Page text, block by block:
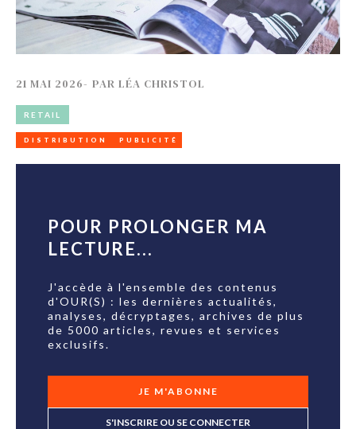
21 MAI 2026- PAR LÉA CHRISTOL
RETAIL
DISTRIBUTION PUBLICITÉ
POUR PROLONGER MA
LECTURE...
J'accède à l'ensemble des contenus
d'OUR(S) : les dernières actualités,
analyses, décryptages, archives de plus
de 5000 articles, revues et services
exclusifs.
JE M'ABONNE
S'INSCRIRE OU SE CONNECTER